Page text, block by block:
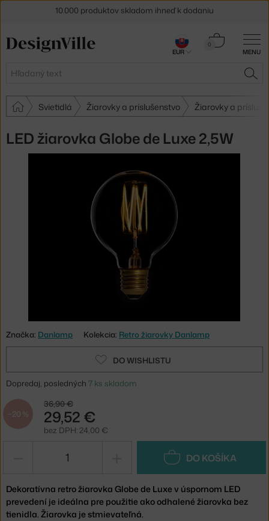
MENU
Hľadať
0
Košík
Svietidlá Žiarovky a príslušenstvo Žiarovky a
LED žiarovka Globe de Luxe 2,5W
Značka: Danlamp Kolekcia: Retro žiarovky Danlamp
DO WISHLISTU
Dopredaj, posledných 7 ks skladom
−20 %
36,90 €
29,52 €
bez DPH: 24,00 €
DO KOŠÍKA
Dekoratívna retro žiarovka Globe de Luxe v úspornom LED
prevedení je ideálna pre použitie ako odhalené žiarovka bez
tienidla. Žiarovka je stmievateľná.
30 dní na vrátenie tovaru
EUR